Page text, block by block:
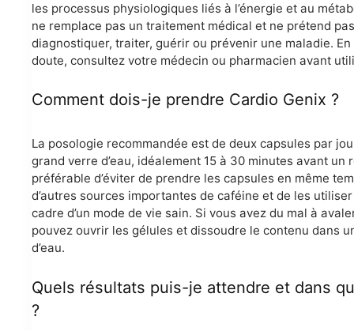
les processus physiologiques liés à l’énergie et au
ne remplace pas un traitement médical et ne prétend pas
diagnostiquer, traiter, guérir ou prévenir une maladie. En
doute, consultez votre médecin ou pharmacien avant
Comment dois-je prendre Cardio Genix ?
La posologie recommandée est de deux capsules par
grand verre d’eau, idéalement 15 à 30 minutes avant un
préférable d’éviter de prendre les capsules en même
d’autres sources importantes de caféine et de les
cadre d’un mode de vie sain. Si vous avez du mal à
pouvez ouvrir les gélules et dissoudre le contenu dans
d’eau.
Quels résultats puis-je attendre et dans
?